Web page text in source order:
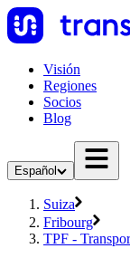
Visión
Regiones
Socios
Blog
Español
Suiza
Fribourg
TPF -